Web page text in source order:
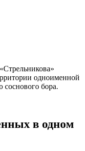
одноименной
соснового бора.
в одном